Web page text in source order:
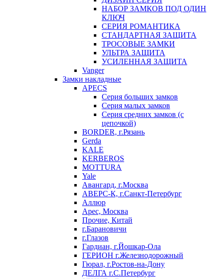
НАБОР ЗАМКОВ ПОД ОДИН
КЛЮЧ
СЕРИЯ РОМАНТИКА
СТАНДАРТНАЯ ЗАЩИТА
ТРОСОВЫЕ ЗАМКИ
УЛЬТРА ЗАЩИТА
УСИЛЕННАЯ ЗАЩИТА
Vanger
Замки накладные
APECS
Серия больших замков
Серия малых замков
Серия средних замков (с
цепочкой)
BORDER, г.Рязань
Gerda
KALE
KERBEROS
MOTTURA
Yale
Авангард, г.Москва
АВЕРС-К, г.Санкт-Петербург
Аллюр
Арес, Москва
Прочие, Китай
г.Барановичи
г.Глазов
Гардиан, г.Йошкар-Ола
ГЕРИОН г.Железнодорожный
Гюрал, г.Ростов-на-Дону
ДЕЛГА г.С.Петербург